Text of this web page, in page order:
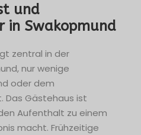
und
in Swakopmund
zentral in der
nur wenige
oder dem
Gästehaus ist
Aufenthalt zu einem
macht. Frühzeitige